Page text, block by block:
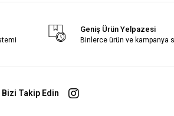
Geniş Ürün Yelpazesi
Binlerce ürün ve kampanya
Bizi Takip Edin